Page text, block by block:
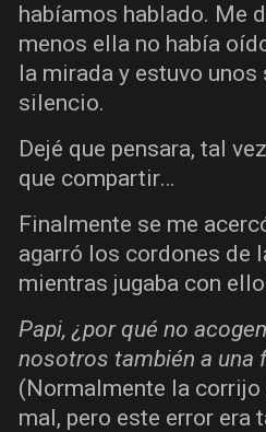
habíamos hablado. Me
menos ella no había
la mirada y estuvo unos
silencio.
Dejé que pensara, tal
que compartir…
Finalmente se me
agarró los cordones de
mientras jugaba con
Papi, ¿por qué no
nosotros también a una
(Normalmente la
mal, pero este error era